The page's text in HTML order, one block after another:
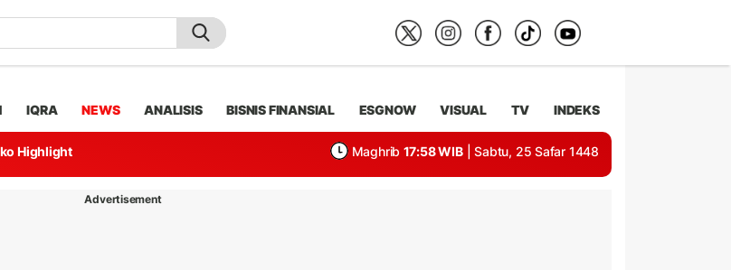
IQRA NEWS ANALISIS BISNIS FINANSIAL ESGNOW VISUAL TV INDEKS
Highlight Maghrib 17:58 WIB | Sabtu, 25 Safar 1448
Advertisement